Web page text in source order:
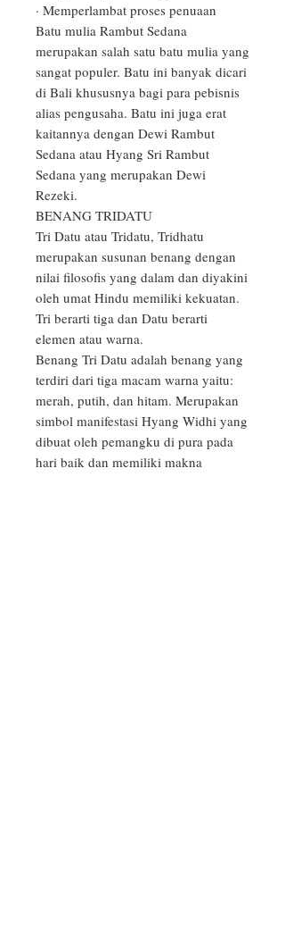
· Memperlambat proses penuaan
Batu mulia Rambut Sedana
merupakan salah satu batu mulia yang
sangat populer. Batu ini banyak dicari
di Bali khususnya bagi para pebisnis
alias pengusaha. Batu ini juga erat
kaitannya dengan Dewi Rambut
Sedana atau Hyang Sri Rambut
Sedana yang merupakan Dewi
Rezeki.
BENANG TRIDATU
Tri Datu atau Tridatu, Tridhatu
merupakan susunan benang dengan
nilai filosofis yang dalam dan diyakini
oleh umat Hindu memiliki kekuatan.
Tri berarti tiga dan Datu berarti
elemen atau warna.
Benang Tri Datu adalah benang yang
terdiri dari tiga macam warna yaitu:
merah, putih, dan hitam. Merupakan
simbol manifestasi Hyang Widhi yang
dibuat oleh pemangku di pura pada
hari baik dan memiliki makna